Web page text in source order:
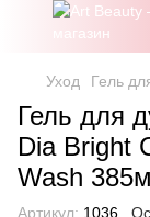
Уход Гель
Гель для
Dia Bright
Wash
Артикул: 1036